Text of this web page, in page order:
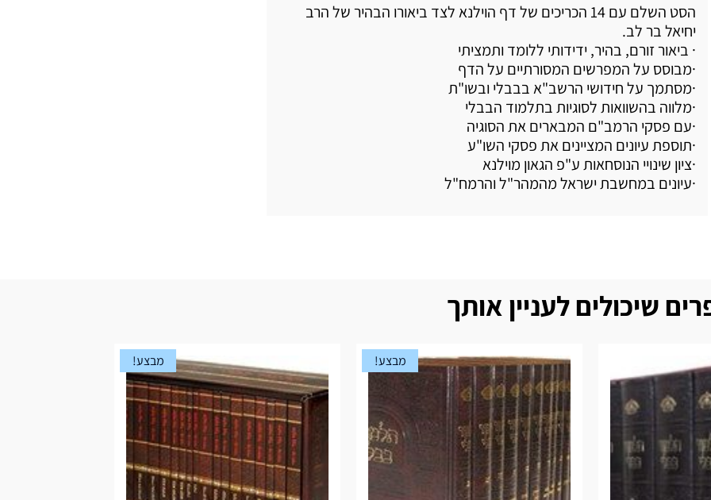
הסט השלם עם 14 הכריכים של דף הוילנא לצד ביאורו הבהיר של הרב
יחיאל בר לב.
· ביאור זורם, בהיר, ידידותי ללומד ותמציתי
·מבוסס על המפרשים המסורתיים על הדף
·מסתמך על חידושי הרשב"א בבבלי ובשו"ת
·מלווה בהשוואות לסוגיות בתלמוד הבבלי
·עם פסקי הרמב"ם המבארים את הסוגיה
·תוספת עיונים המציינים את פסקי השו"ע
·ציון שינויי הנוסחאות ע"פ הגאון מוילנא
·עיונים במחשבת ישראל מהמהר"ל והרמח"ל
שיכולים לעניין אותך
מבצע! מבצע!